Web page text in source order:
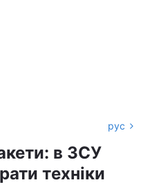
рус
в ЗСУ
техніки